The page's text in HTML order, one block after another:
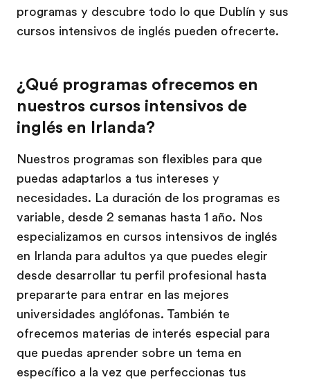
programas y descubre todo lo que Dublín y sus
cursos intensivos de inglés pueden ofrecerte.
¿Qué programas ofrecemos en
nuestros cursos intensivos de
inglés en Irlanda?
Nuestros programas son flexibles para que
puedas adaptarlos a tus intereses y
necesidades. La duración de los programas es
variable, desde 2 semanas hasta 1 año. Nos
especializamos en cursos intensivos de inglés
en Irlanda para adultos ya que puedes elegir
desde desarrollar tu perfil profesional hasta
prepararte para entrar en las mejores
universidades anglófonas. También te
ofrecemos materias de interés especial para
que puedas aprender sobre un tema en
específico a la vez que perfeccionas tus